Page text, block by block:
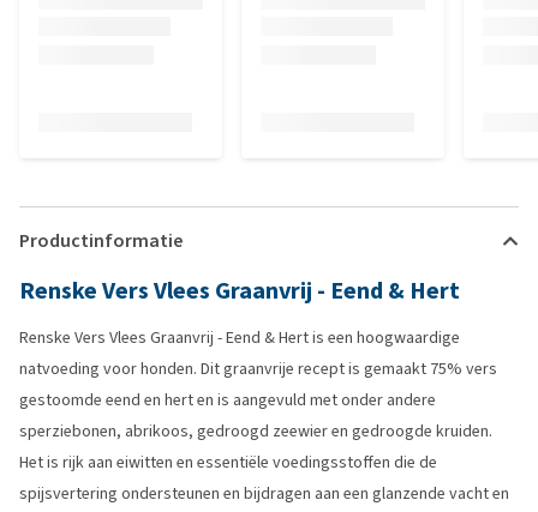
Productinformatie
Renske Vers Vlees Graanvrij - Eend & Hert
Renske Vers Vlees Graanvrij - Eend & Hert is een hoogwaardige
natvoeding voor honden. Dit graanvrije recept is gemaakt 75% vers
gestoomde eend en hert en is aangevuld met onder andere
sperziebonen, abrikoos, gedroogd zeewier en gedroogde kruiden.
Het is rijk aan eiwitten en essentiële voedingsstoffen die de
spijsvertering ondersteunen en bijdragen aan een glanzende vacht en